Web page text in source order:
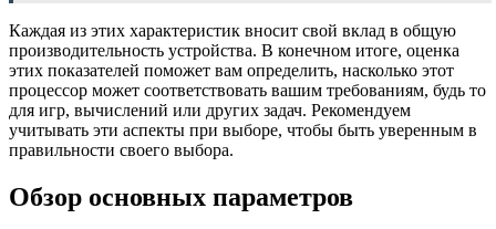
Каждая из этих характеристик вносит свой вклад в общую
производительность устройства. В конечном итоге, оценка
этих показателей поможет вам определить, насколько этот
процессор может соответствовать вашим требованиям, будь то
для игр, вычислений или других задач. Рекомендуем
учитывать эти аспекты при выборе, чтобы быть уверенным в
правильности своего выбора.
Обзор основных параметров